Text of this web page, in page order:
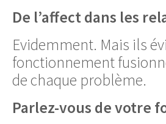
De l’affect dans les
Evidemment. Mais ils
fonctionnement
de chaque problème.
Parlez-vous de votre